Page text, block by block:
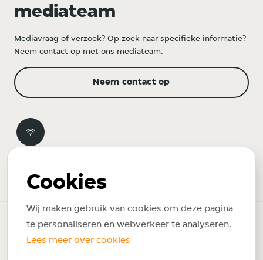
mediateam
Mediavraag of verzoek? Op zoek naar specifieke informatie?
Neem contact op met ons mediateam.
Neem contact op
Newsroom
Copyright © 2026 Just Eat Takeaway.com. Alle rechten
Privacybeleid
Cookies
Wij maken gebruik van cookies om deze pagina
te personaliseren en webverkeer te analyseren.
Lees meer over cookies